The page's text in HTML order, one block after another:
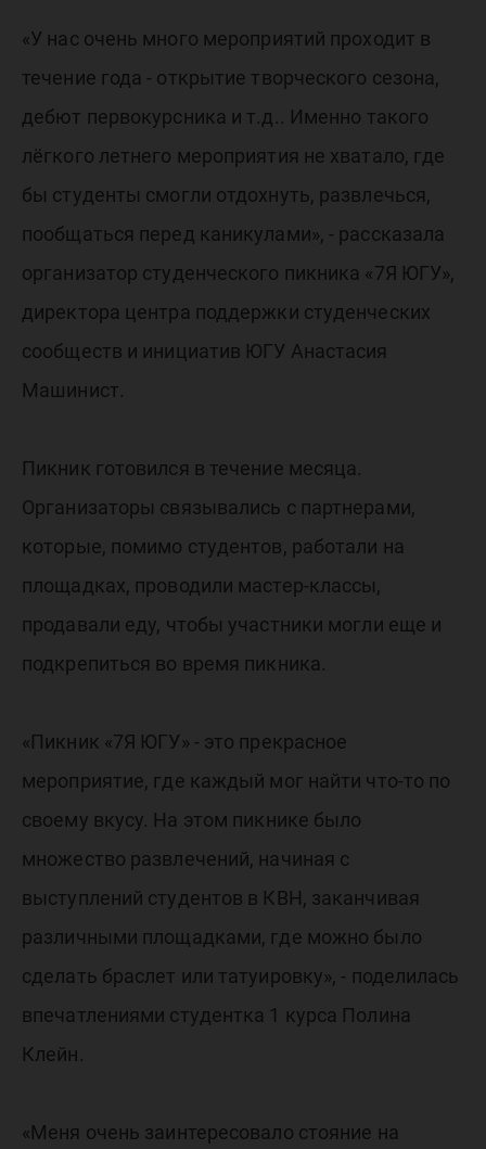
«У нас очень много мероприятий проходит в
течение года - открытие творческого сезона,
дебют первокурсника и т.д.. Именно такого
лёгкого летнего мероприятия не хватало, где
бы студенты смогли отдохнуть, развлечься,
пообщаться перед каникулами», - рассказала
организатор студенческого пикника «7Я ЮГУ»,
директора центра поддержки студенческих
сообществ и инициатив ЮГУ Анастасия
Машинист.
Пикник готовился в течение месяца.
Организаторы связывались с партнерами,
которые, помимо студентов, работали на
площадках, проводили мастер-классы,
продавали еду, чтобы участники могли еще и
подкрепиться во время пикника.
«Пикник «7Я ЮГУ» - это прекрасное
мероприятие, где каждый мог найти что-то по
своему вкусу. На этом пикнике было
множество развлечений, начиная с
выступлений студентов в КВН, заканчивая
различными площадками, где можно было
сделать браслет или татуировку», - поделилась
впечатлениями студентка 1 курса Полина
Клейн.
«Меня очень заинтересовало стояние на